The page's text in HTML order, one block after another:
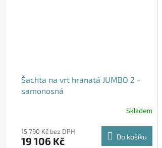
Šachta na vrt hranatá JUMBO 2 -
samonosná
produktu
je
Skladem
15 790 Kč bez DPH
19 106 Kč Do košíku